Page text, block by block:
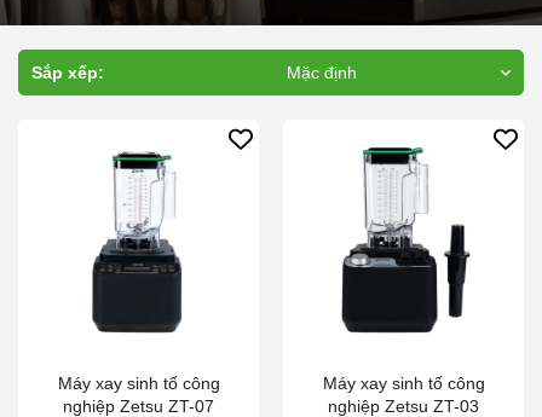
Sắp xếp: Mặc định
Máy xay sinh tố công
nghiệp Zetsu ZT-07
Máy xay sinh tố công
nghiệp Zetsu ZT-03